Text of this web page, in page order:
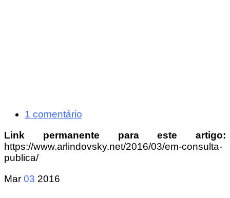
1 comentário
Link permanente para este artigo:
https://www.arlindovsky.net/2016/03/em-consulta-
publica/
Mar 03 2016